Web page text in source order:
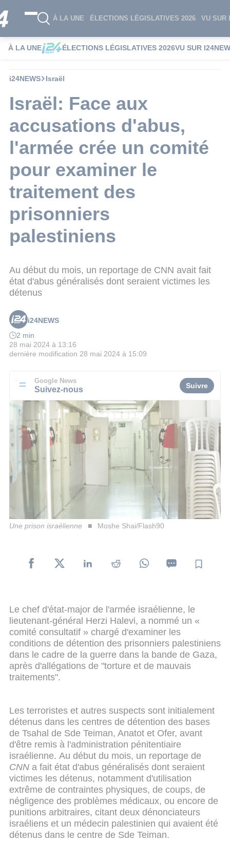
À LA UNE ÉLECTIONS LÉGISLATIVES 2026 VU SUR
À LA UNE ÉLECTIONS LÉGISLATIVES 2026VU SUR
i24NEWS Israël
Israël: Face aux
accusations d'abus,
l'armée crée un comité
pour examiner le
traitement des
prisonniers
palestiniens
Au début du mois, un reportage de CNN avait fait
état d'abus généralisés dont seraient victimes les
détenus
i24NEWS
2 min
28 mai 2024 à 13:16
dernière modification 28 mai 2024 à 15:09
Google News
Suivez-nous Suivre
Une prison israélienne Moshe Shai/Flash90
Le chef d'état-major de l'armée israélienne, le
lieutenant-général Herzi Halevi, a nommé un «
comité consultatif » chargé d'examiner les
conditions de détention des prisonniers palestiniens
dans le cadre de la guerre dans la bande de Gaza,
après d'allégations de "torture et de mauvais
traitements".
Les terroristes et autres suspects sont initialement
détenus dans les centres de détention des bases
de Tsahal de Sde Teiman, Anatot et Ofer, avant
d'être remis à l'administration pénitentiaire
israélienne. Au début du mois, un reportage de
CNN a fait état d'abus généralisés dont seraient
victimes les détenus, notamment d'utilisation
extrême de contraintes physiques, de coups, de
négligence des problèmes médicaux, ou encore de
punitions arbitraires, citant deux dénonciateurs
israéliens et un médecin palestinien qui avaient été
détenus dans le centre de Sde Teiman.